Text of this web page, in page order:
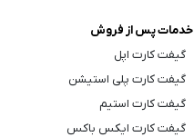
خدمات پس از فروش
گیفت کارت اپل
گیفت کارت پلی استیشن
گیفت کارت استیم
گیفت کارت ایکس باکس